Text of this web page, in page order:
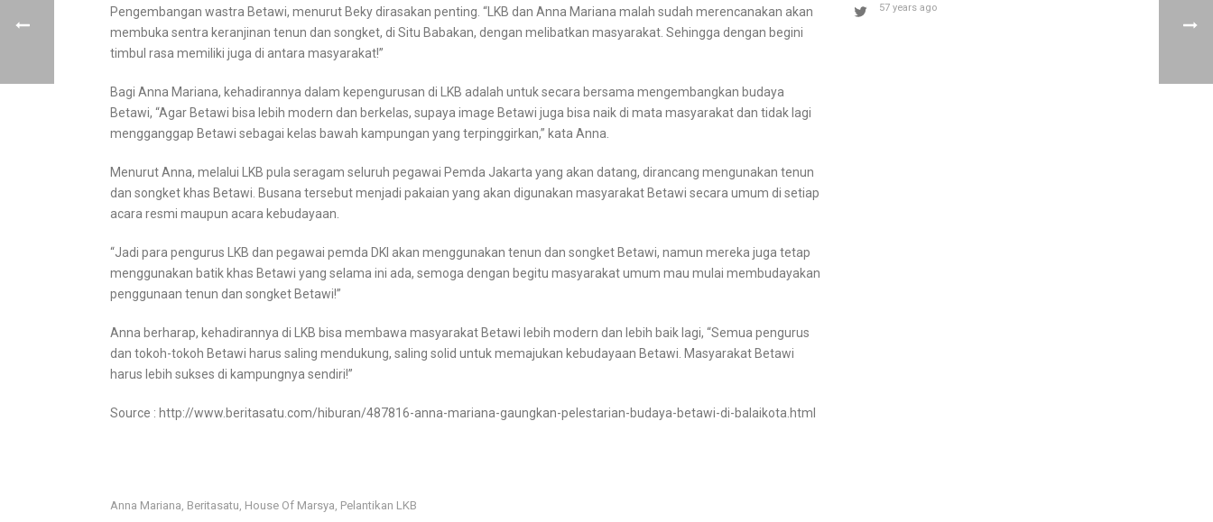
Pengembangan wastra Betawi, menurut Beky dirasakan penting. “LKB dan Anna Mariana malah sudah merencanakan akan
membuka sentra keranjinan tenun dan songket, di Situ Babakan, dengan melibatkan masyarakat. Sehingga dengan begini
timbul rasa memiliki juga di antara masyarakat!”
Bagi Anna Mariana, kehadirannya dalam kepengurusan di LKB adalah untuk secara bersama mengembangkan budaya
Betawi, “Agar Betawi bisa lebih modern dan berkelas, supaya image Betawi juga bisa naik di mata masyarakat dan tidak lagi
mengganggap Betawi sebagai kelas bawah kampungan yang terpinggirkan,” kata Anna.
Menurut Anna, melalui LKB pula seragam seluruh pegawai Pemda Jakarta yang akan datang, dirancang mengunakan tenun
dan songket khas Betawi. Busana tersebut menjadi pakaian yang akan digunakan masyarakat Betawi secara umum di setiap
acara resmi maupun acara kebudayaan.
“Jadi para pengurus LKB dan pegawai pemda DKI akan menggunakan tenun dan songket Betawi, namun mereka juga tetap
menggunakan batik khas Betawi yang selama ini ada, semoga dengan begitu masyarakat umum mau mulai membudayakan
penggunaan tenun dan songket Betawi!”
Anna berharap, kehadirannya di LKB bisa membawa masyarakat Betawi lebih modern dan lebih baik lagi, “Semua pengurus
dan tokoh-tokoh Betawi harus saling mendukung, saling solid untuk memajukan kebudayaan Betawi. Masyarakat Betawi
harus lebih sukses di kampungnya sendiri!”
Source : http://www.beritasatu.com/hiburan/487816-anna-mariana-gaungkan-pelestarian-budaya-betawi-di-balaikota.html
Anna Mariana Beritasatu House Of Marsya Pelantikan LKB
57 years ago